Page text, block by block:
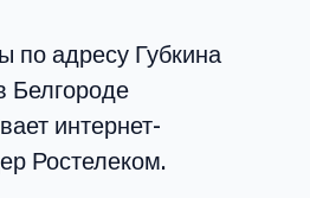
по адресу Губкина
Белгороде
интернет-
Ростелеком.